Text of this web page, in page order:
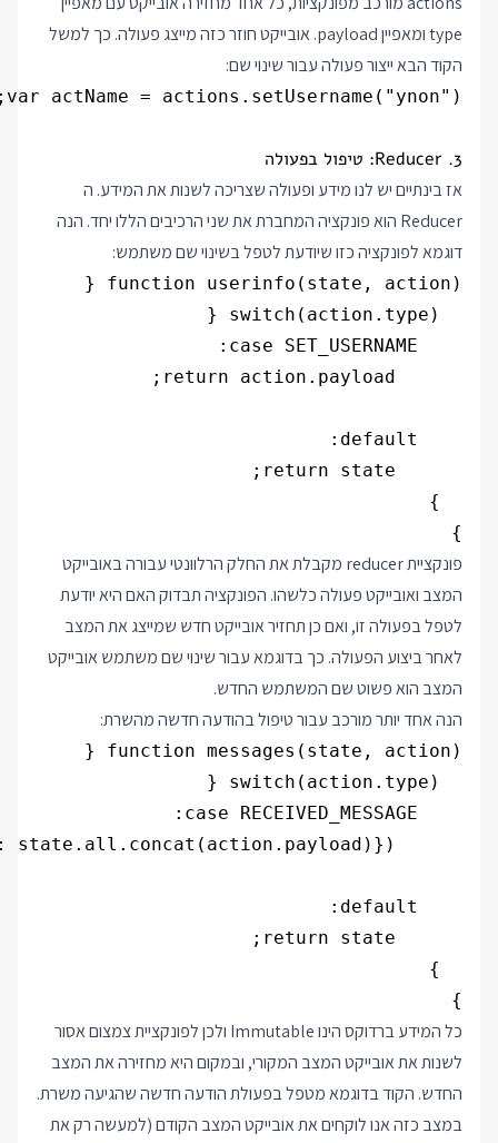
type ומאפיין payload. אובייקט חוזר כזה מייצג פעולה. כך למשל
הקוד הבא ייצור פעולה עבור שינוי שם:
var actName = actions.setUsername("ynon");
3. Reducer: טיפול בפעולה
אז בינתיים יש לנו מידע ופעולה שצריכה לשנות את המידע. ה
Reducer הוא פונקציה המחברת את שני הרכיבים הללו יחד. הנה
דוגמא לפונקציה כזו שיודעת לטפל בשינוי שם משתמש:
}
פונקציית reducer מקבלת את החלק הרלוונטי עבורה באובייקט
המצב ואובייקט פעולה כלשהו. הפונקציה תבדוק האם היא יודעת
לטפל בפעולה זו, ואם כן תחזיר אובייקט חדש שמייצג את המצב
לאחר ביצוע הפעולה. כך בדוגמא עבור שינוי שם משתמש אובייקט
המצב הוא פשוט שם המשתמש החדש.
הנה אחד יותר מורכב עבור טיפול בהודעה חדשה מהשרת:
}
כל המידע ברדוקס הינו Immutable ולכן לפונקציית צמצום אסור
לשנות את אובייקט המצב המקורי, ובמקום היא מחזירה את המצב
החדש. הקוד בדוגמא מטפל בפעולת הודעה חדשה שהגיעה משרת.
במצב כזה אנו לוקחים את אובייקט המצב הקודם (למעשה רק את